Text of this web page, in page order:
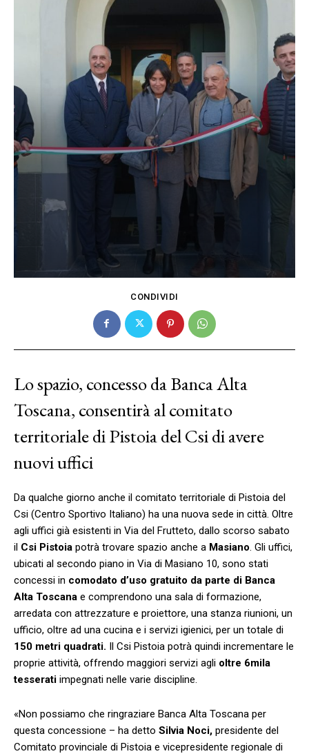
CONDIVIDI
Lo spazio, concesso da Banca Alta
Toscana, consentirà al comitato
territoriale di Pistoia del Csi di avere
nuovi uffici
Da qualche giorno anche il comitato territoriale di Pistoia del
Csi (Centro Sportivo Italiano) ha una nuova sede in città. Oltre
agli uffici già esistenti in Via del Frutteto, dallo scorso sabato
il Csi Pistoia potrà trovare spazio anche a Masiano. Gli uffici,
ubicati al secondo piano in Via di Masiano 10, sono stati
concessi in comodato d’uso gratuito da parte di Banca
Alta Toscana e comprendono una sala di formazione,
arredata con attrezzature e proiettore, una stanza riunioni, un
ufficio, oltre ad una cucina e i servizi igienici, per un totale di
150 metri quadrati. Il Csi Pistoia potrà quindi incrementare le
proprie attività, offrendo maggiori servizi agli oltre 6mila
tesserati impegnati nelle varie discipline.
«Non possiamo che ringraziare Banca Alta Toscana per
questa concessione – ha detto Silvia Noci, presidente del
Comitato provinciale di Pistoia e vicepresidente regionale di